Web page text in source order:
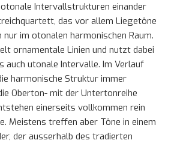
Intervallstrukturen einander
das vor allem Liegetöne
im otonalen harmonischen Raum.
ornamentale Linien und nutzt dabei
auch utonale Intervalle. Im Verlauf
harmonische Struktur immer
Oberton- mit der Untertonreihe
einerseits vollkommen rein
Meistens treffen aber Töne in einem
der ausserhalb des tradierten